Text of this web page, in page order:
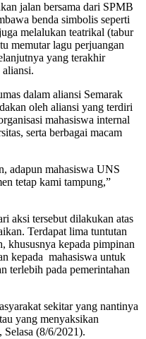
jalan bersama dari SPMB
benda simbolis seperti
melalukan teatrikal (tabur
memutar lagu perjuangan
yang terakhir
aliansi.
dalam aliansi Semarak
oleh aliansi yang terdiri
mahasiswa internal
serta berbagai macam
adapun mahasiswa UNS
tetap kami tampung,”
aksi tersebut dilakukan atas
Terdapat lima tuntutan
khususnya kepada pimpinan
kepada mahasiswa untuk
terlebih pada pemerintahan
sekitar yang nantinya
yang menyaksikan
(8/6/2021).